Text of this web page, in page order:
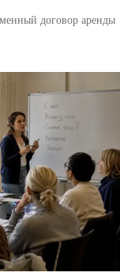
договор аренды